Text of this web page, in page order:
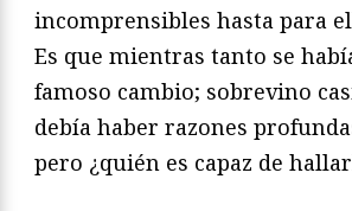
incomprensibles hasta para
Es que mientras tanto se
famoso cambio; sobrevino
debía haber razones
pero ¿quién es capaz de